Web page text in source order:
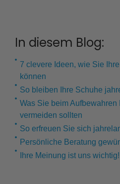
In diesem Blog:
7 clevere Ideen, wie Sie
können
So bleiben Ihre Schuhe
Was Sie beim
vermeiden sollten
So erfreuen Sie sich
Persönliche Beratung
Ihre Meinung ist uns wichtig!